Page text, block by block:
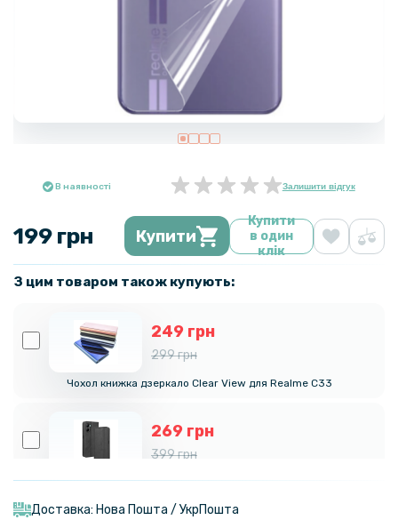
В наявності Залишити відгук
199 грн Купити
Купити
в один
клік
З цим товаром також купують:
249 грн
299 грн
Чохол книжка дзеркало Clear View для Realme C33
269 грн
399 грн
Чохол-книжка Epik iFace Retro Leather для Realme C33
Доставка: Нова Пошта / УкрПошта